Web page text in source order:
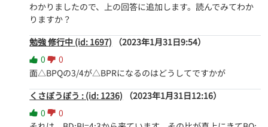
わかりましたので、上の回答に追加します。読んでみてわか
りますか？
勉強 修行中 (id: 1697)
（2023年1月31日9:54）
0
0
面△BPQの3/4が△BPRになるのはどうしてですかが
くさぼうぼう : (id: 1236)
（2023年1月31日12:16）
0
0